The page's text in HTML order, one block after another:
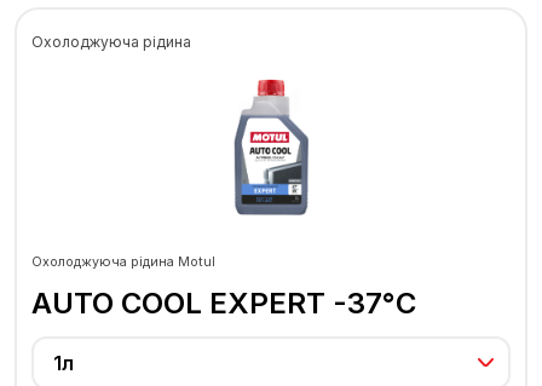
Охолоджуюча рідина
Охолоджуюча рідина Motul
AUTO COOL EXPERT -37°C
1л